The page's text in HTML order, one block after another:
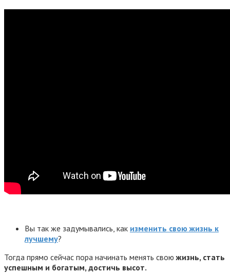
Вы так же задумывались, как изменить свою жизнь к
лучшему?
Тогда прямо сейчас пора начинать менять своюжизнь, стать
успешным и богатым, достичь высот.